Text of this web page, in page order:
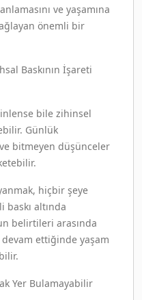
ve yaşamına
önemli bir
Baskının İşareti
bile zihinsel
Günlük
bitmeyen düşünceler
hiçbir şeye
baskı altında
belirtileri arasında
ettiğinde yaşam
Yer Bulamayabilir